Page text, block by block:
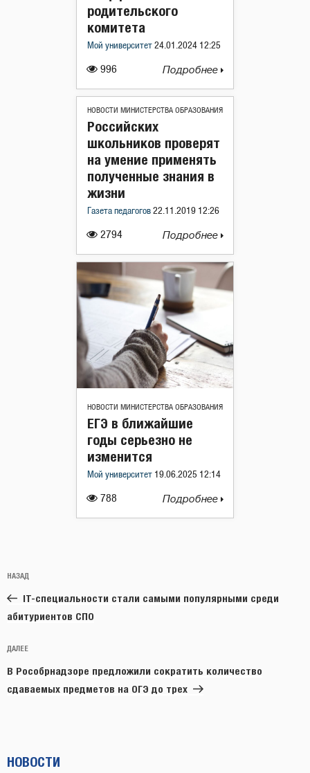
996
родительского
комитета
Мой университет 24.01.2024 12:25
Подробнее
НОВОСТИ МИНИСТЕРСТВА ОБРАЗОВАНИЯ
2794
Российских
школьников проверят
на умение применять
полученные знания в
жизни
Газета педагогов 22.11.2019 12:26
Подробнее
НОВОСТИ МИНИСТЕРСТВА ОБРАЗОВАНИЯ
788
ЕГЭ в ближайшие
годы серьезно не
изменится
Мой университет 19.06.2025 12:14
Подробнее
по
записям
Предыдущая
запись:
НАЗАД
IT-специальности стали самыми популярными среди
абитуриентов СПО
Следующая
запись
ДАЛЕЕ
В Рособрнадзоре предложили сократить количество
сдаваемых предметов на ОГЭ до трех
НОВОСТИ